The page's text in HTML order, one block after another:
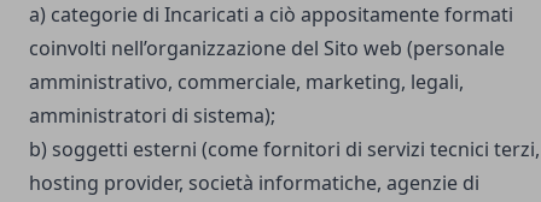
a) categorie di Incaricati a ciò appositamente formati
coinvolti nell’organizzazione del Sito web (personale
amministrativo, commerciale, marketing, legali,
amministratori di sistema);
b) soggetti esterni (come fornitori di servizi tecnici terzi,
hosting provider, società informatiche, agenzie di